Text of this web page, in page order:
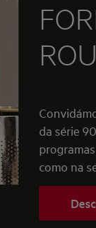
da série
como na